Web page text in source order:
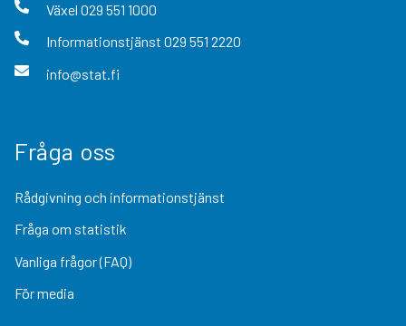
Växel 029 551 1000
Informationstjänst 029 551 2220
info@stat.fi
Fråga oss
Rådgivning och informationstjänst
Fråga om statistik
Vanliga frågor (FAQ)
För media